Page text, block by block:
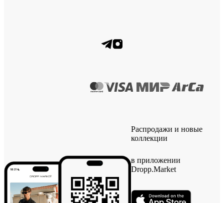
Распродажи и новые
коллекции
в приложении
Dropp.Market